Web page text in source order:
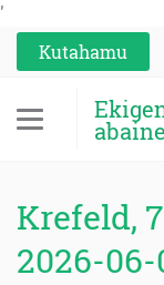
'
Kutahamu
Krefeld,
2026-